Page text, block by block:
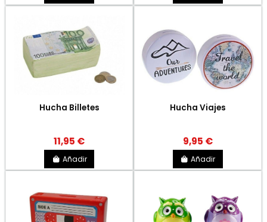
Hucha Billetes
11,95 €
Añadir
Hucha Viajes
9,95 €
Añadir